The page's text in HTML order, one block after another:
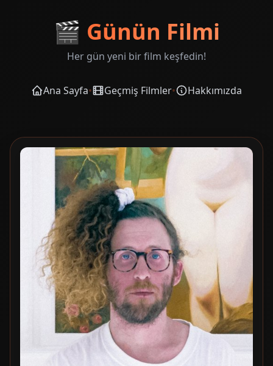
🎬 Günün Filmi
Her gün yeni bir film keşfedin!
Ana Sayfa• Geçmiş Filmler• Hakkımızda